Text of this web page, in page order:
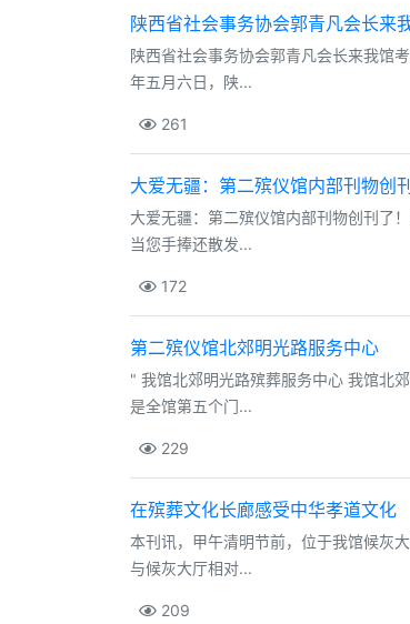
陕西省社会事务协会郭青凡会长来
陕西省社会事务协会郭青凡会长来我馆
年五月六日，陕...
261
大爱无疆：第二殡仪馆内部刊物创刊
大爱无疆：第二殡仪馆内部刊物创刊了
当您手捧还散发...
172
第二殡仪馆北郊明光路服务中心
" 我馆北郊明光路殡葬服务中心 我馆北
是全馆第五个门...
229
在殡葬文化长廊感受中华孝道文化
本刊讯，甲午清明节前，位于我馆候灰
与候灰大厅相对...
209